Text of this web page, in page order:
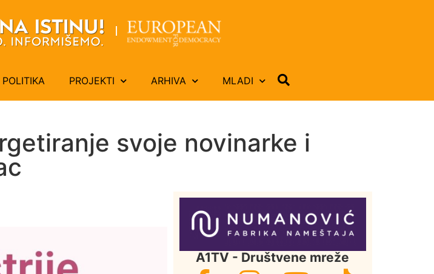
POLITIKA PROJEKTI ARHIVA MLADI
svoje novinarke i
A1TV - Društvene mreže